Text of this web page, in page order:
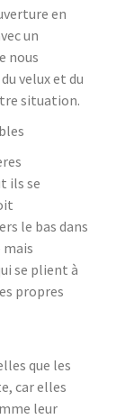
en
un
nous
velux et du
situation.
ils se
le bas dans
se plient à
propres
que les
car elles
leur